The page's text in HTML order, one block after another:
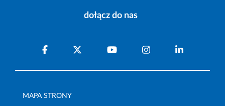
dołącz do nas
MAPA STRONY